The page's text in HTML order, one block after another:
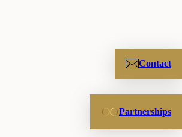
Contact
Partnerships